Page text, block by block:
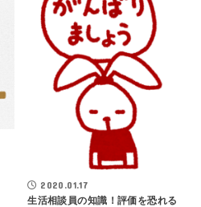
2020.01.17
生活相談員の知識！評価を恐れる